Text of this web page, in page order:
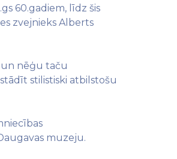
60.gadiem, līdz šis
zvejnieks Alberts
un nēģu taču
stilistiski atbilstošu
muzeju.